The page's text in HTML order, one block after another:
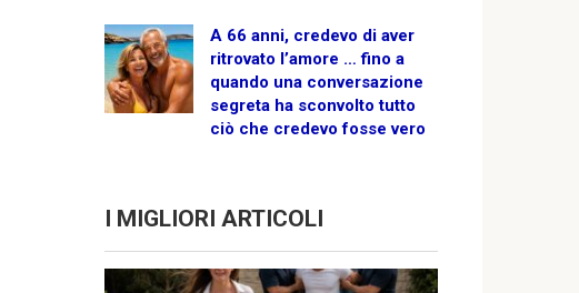
A 66 anni, credevo di aver
ritrovato l’amore … fino a
quando una conversazione
segreta ha sconvolto tutto
ciò che credevo fosse vero
I MIGLIORI ARTICOLI